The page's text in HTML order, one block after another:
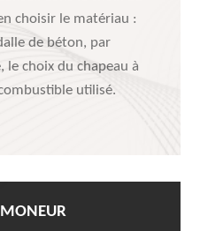
choisir le matériau :
de béton, par
le choix du chapeau à
utilisé.